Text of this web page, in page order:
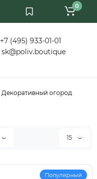
+7 (495) 933-01-01
sk@poliv.boutique
0
Декоративный огород
15
Популярный